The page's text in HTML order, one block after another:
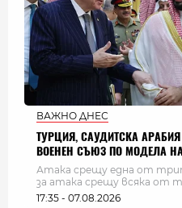
ВАЖНО ДНЕС
ТУРЦИЯ, САУДИТСКА
ВОЕНЕН СЪЮЗ ПО МОДЕЛА
Атака срещу една от
за атака срещу всяка от
17:35 - 07.08.2026